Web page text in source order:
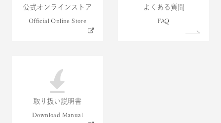
公式オンラインストア よくある質問
取り扱い説明書